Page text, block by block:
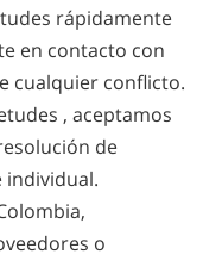
rápidamente
en contacto con
cualquier conflicto.
, aceptamos
de
o